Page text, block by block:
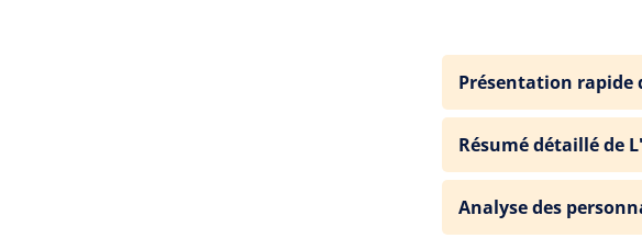
Présentation rapide
Résumé détaillé de
Analyse des